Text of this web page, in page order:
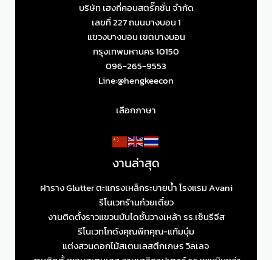
บริษัท เฮงกี่คอนสตรั๊คชั่น จำกัด
เลขที่ 227 ถนนบางบอน 1
แขวงบางบอน เขตบางบอน
กรุงเทพมหานคร 10150
096-265-9553
Line:@hengkeecon
เลือกภาษา
งานล่าสุด
ฝาราง Glutter ตะแกรงเหล็กระบายน้ำ โรงแรม Avani
รีโนเวทร้านก๋วยเตี๋ยว
งานติดตั้งราวแขวนบันไดชั้นวางเหล้า รร.เซ็นรีจีส
รีโนเวทโกดังคุณพีทคุณ-แก้มบุ๋ม
แต่งสวนดอกไม้สเตนเลสตึกเกษร วิลเลจ